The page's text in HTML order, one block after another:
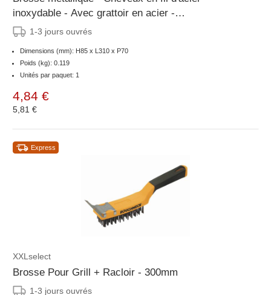
inoxydable - Avec grattoir en acier -
70x310x(H)85mm
1-3 jours ouvrés
Dimensions (mm): H85 x L310 x P70
Poids (kg): 0.119
Unités par paquet: 1
4,84 €
5,81 €
Express
XXLselect
Brosse Pour Grill + Racloir - 300mm
1-3 jours ouvrés